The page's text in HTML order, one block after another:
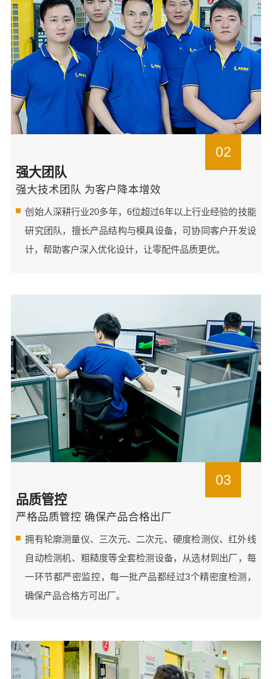
02
强大团队
强大技术团队 为客户降本增效
创始人深耕行业20多年，6位超过6年以上行业经验的技能
研究团队，擅长产品结构与模具设备，可协同客户开发设
计，帮助客户深入优化设计，让零配件品质更优。
03
品质管控
严格品质管控 确保产品合格出厂
拥有轮廓测量仪、三次元、二次元、硬度检测仪、红外线
自动检测机、粗糙度等全套检测设备，从选材到出厂，每
一环节都严密监控，每一批产品都经过3个精密度检测，
确保产品合格方可出厂。